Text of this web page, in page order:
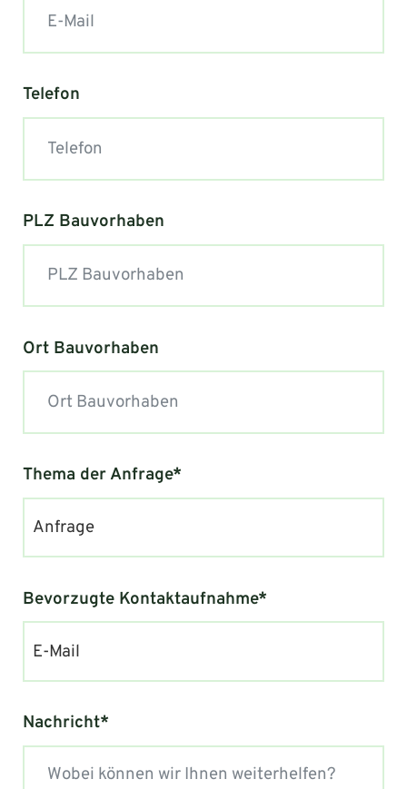
Telefon
PLZ Bauvorhaben
Ort Bauvorhaben
Thema der Anfrage*
Anfrage
Bevorzugte Kontaktaufnahme*
E-Mail
Nachricht*